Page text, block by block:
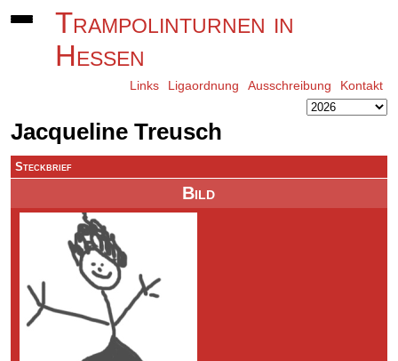
Trampolinturnen in
Hessen
Links Ligaordnung Ausschreibung Kontakt
Jacqueline Treusch
Bild
Steckbrief